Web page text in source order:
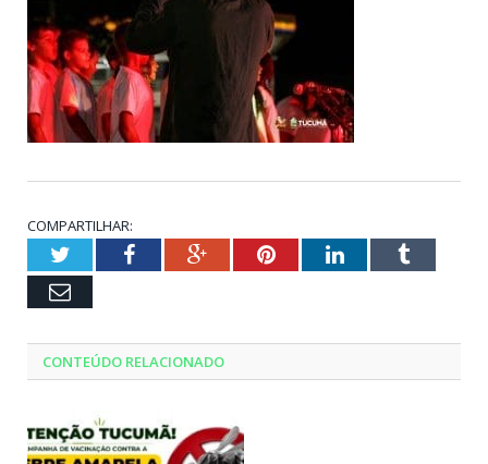
COMPARTILHAR:
TwitterFacebookGoogle+PinterestLinkedInTumblr
Email
CONTEÚDO RELACIONADO